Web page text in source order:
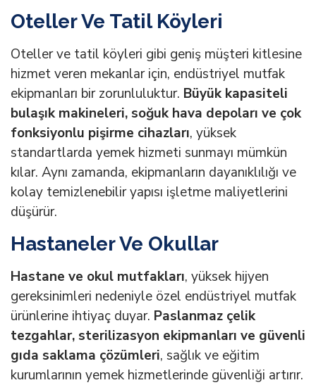
Oteller Ve Tatil Köyleri
Oteller ve tatil köyleri gibi geniş müşteri kitlesine
hizmet veren mekanlar için, endüstriyel mutfak
ekipmanları bir zorunluluktur. Büyük kapasiteli
bulaşık makineleri, soğuk hava depoları ve çok
fonksiyonlu pişirme cihazları, yüksek
standartlarda yemek hizmeti sunmayı mümkün
kılar. Aynı zamanda, ekipmanların dayanıklılığı ve
kolay temizlenebilir yapısı işletme maliyetlerini
düşürür.
Hastaneler Ve Okullar
Hastane ve okul mutfakları, yüksek hijyen
gereksinimleri nedeniyle özel endüstriyel mutfak
ürünlerine ihtiyaç duyar. Paslanmaz çelik
tezgahlar, sterilizasyon ekipmanları ve güvenli
gıda saklama çözümleri, sağlık ve eğitim
kurumlarının yemek hizmetlerinde güvenliği artırır.